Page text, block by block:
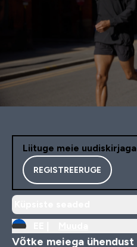
Liituge meie uudiskirjaga
REGISTREERUGE
Võtke meiega ühendust